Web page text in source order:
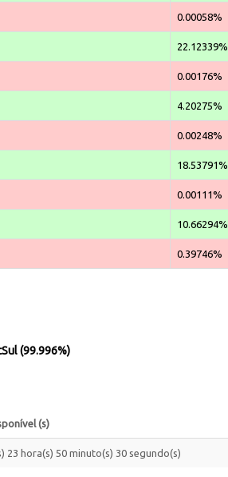
0.00058%
22.12339%
0.00176%
4.20275%
0.00248%
18.53791%
0.00111%
10.66294%
0.39746%
(99.996%)
(s)
23 hora(s) 50 minuto(s) 30 segundo(s)